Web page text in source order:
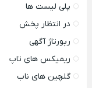
پلی لیست ها
در انتظار پخش
رپورتاژ آگهی
ریمیکس های تاپ
گلچین های ناب